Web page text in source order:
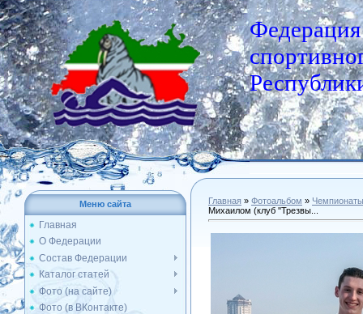
Федерация
Меню сайта
Главная
О Федерации
Состав Федерации
Каталог статей
Фото (на сайте)
Фото (в ВКонтакте)
Главная » Фотоальбом » Чемпионаты
Михаилом (клуб ''Трезвы...